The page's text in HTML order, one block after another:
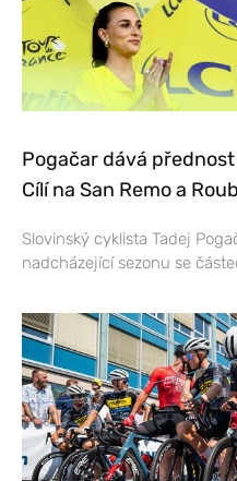
Pogačar dává
Cílí na San Remo a
Slovinský cyklista Tadej
nadcházející sezonu se